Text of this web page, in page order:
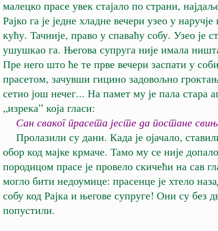
малецко прасе увек стајало по страни,
Рајко га је једне хладне вечери узео у
кућу. Тачније, право у спаваћу собу. Узео је
ушушкао га. Његова супруга није имала
Пре него што ће те прве вечери заспати у
прасетом, зачувши гицино задовољно
сетио још нечег... На памет му је пала стара
„изрека” која гласи:
Сан сваког прасета јесте да постане
Пролазили су дани. Када је ојачало,
обор код мајке крмаче. Тамо му се није
породицом прасе је провело скичећи на сав
могло бити недоумице: прасенце је хтело
собу код Рајка и његове супруге! Они су без
попустили.